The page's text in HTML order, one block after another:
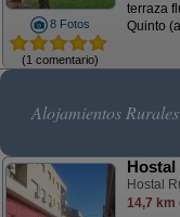
8 Fotos
(1 comentario)
terraza
Quinto
Alojamientos
Hostal
Hostal
14,7 km